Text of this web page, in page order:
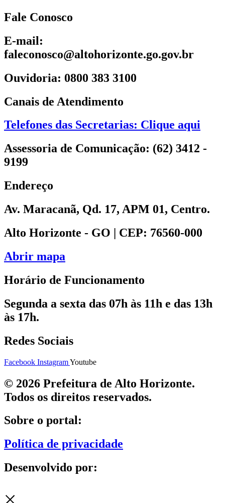
Fale Conosco
E-mail:
faleconosco@altohorizonte.go.gov.br
Ouvidoria: 0800 383 3100
Canais de Atendimento
Telefones das Secretarias: Clique aqui
Assessoria de Comunicação: (62) 3412 -
9199
Endereço
Av. Maracanã, Qd. 17, APM 01, Centro.
Alto Horizonte - GO | CEP: 76560-000
Abrir mapa
Horário de Funcionamento
Segunda a sexta das 07h às 11h e das 13h
às 17h.
Redes Sociais
Facebook InstagramYoutube
© 2026 Prefeitura de Alto Horizonte.
Todos os direitos reservados.
Sobre o portal:
Política de privacidade
Desenvolvido por: